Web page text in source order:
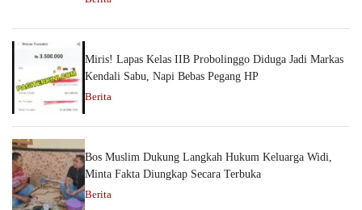
Miris! Lapas Kelas IIB Probolinggo Diduga Jadi Markas
Kendali Sabu, Napi Bebas Pegang HP
Berita
Bos Muslim Dukung Langkah Hukum Keluarga Widi,
Minta Fakta Diungkap Secara Terbuka
Berita